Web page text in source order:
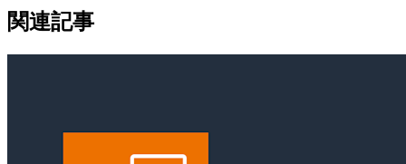
関連記事